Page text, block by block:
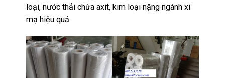
loại, nước thải chứa axit, kim loạinặngngành xi
mạ hiệu quả.